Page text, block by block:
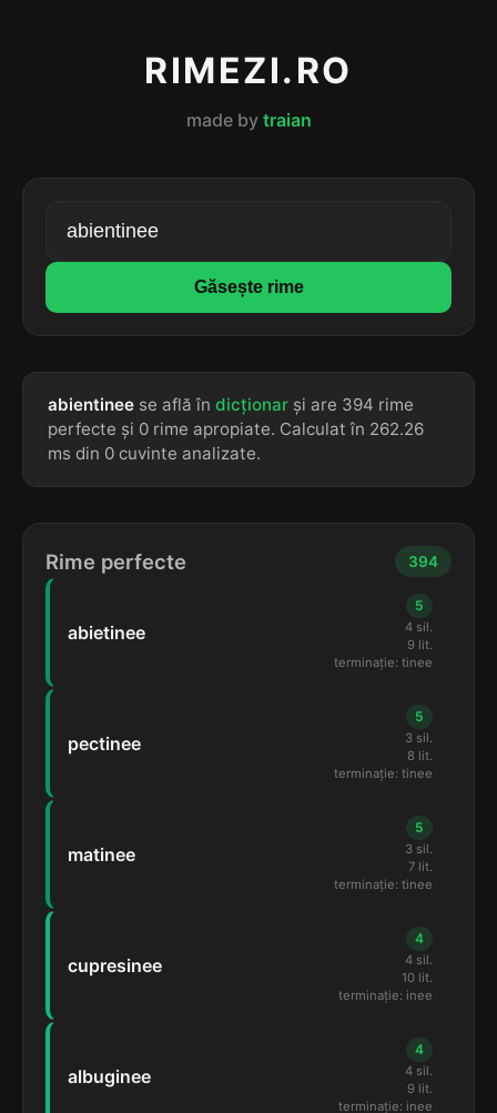
RIMEZI.RO
made by traian
Găsește rime
abientinee se află în dicționar și are 394 rime
perfecte și 0 rime apropiate. Calculat în 262.26
ms din 0 cuvinte analizate.
Rime perfecte 394
abietinee
5
4 sil.
9 lit.
terminație: tinee
pectinee
5
3 sil.
8 lit.
terminație: tinee
matinee
5
3 sil.
7 lit.
terminație: tinee
cupresinee
4
4 sil.
10 lit.
terminație: inee
albuginee
4
4 sil.
9 lit.
terminație: inee